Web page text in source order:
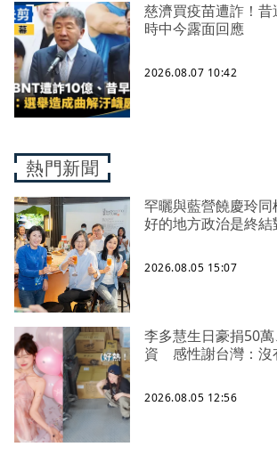
慈濟買疫苗遭詐！
時中今露面回應
2026.08.07 10:42
熱門新聞
罕曬與藍營饒慶玲
好的地方政治是終
2026.08.05 15:07
李多慧生日豪捐50
資 感性謝台灣：沒
2026.08.05 12:56